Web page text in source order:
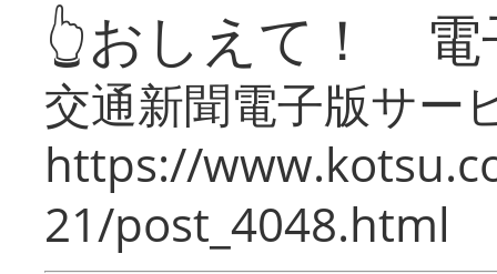
👆おしえて！ 電
交通新聞電子版サー
https://
21/post_4048.html